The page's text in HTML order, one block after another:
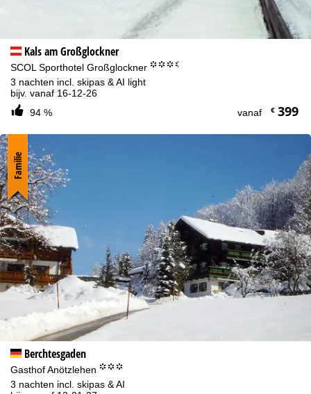
Kals am Großglockner
SCOL Sporthotel Großglockner °°°.
3 nachten incl. skipas & AI light
bijv. vanaf 16-12-26
94 %
vanaf €399
Berchtesgaden
Gasthof Anötzlehen °°°
3 nachten incl. skipas & AI
Familie